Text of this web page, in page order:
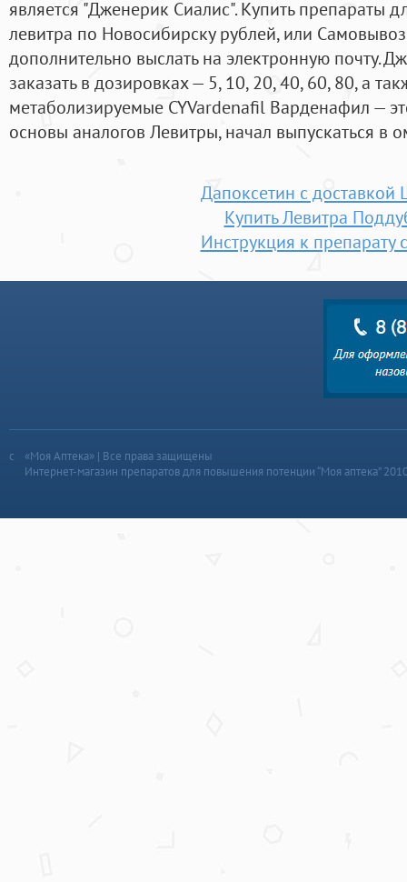
является "Дженерик Сиалис". Купить препараты
левитра по Новосибирску рублей, или
дополнительно выслать на электронную почту.
заказать в дозировках — 5, 10, 20, 40, 60, 80, а
метаболизируемые CYVardenafil Варденафил —
основы аналогов Левитры, начал выпускаться в
Дапоксетин с доставкой
Купить Левитра
Инструкция к препарату
«Моя Аптека» | Все права защищены
Интернет-магазин препаратов для повышения потенции “Моя аптека”